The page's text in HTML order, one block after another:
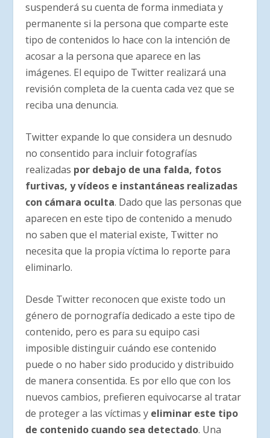
suspenderá su cuenta de forma inmediata y
permanente si la persona que comparte este
tipo de contenidos lo hace con la intención de
acosar a la persona que aparece en las
imágenes. El equipo de Twitter realizará una
revisión completa de la cuenta cada vez que se
reciba una denuncia.
Twitter expande lo que considera un desnudo
no consentido para incluir fotografías
realizadas por debajo de una falda, fotos
furtivas, y vídeos e instantáneas realizadas
con cámara oculta. Dado que las personas que
aparecen en este tipo de contenido a menudo
no saben que el material existe, Twitter no
necesita que la propia víctima lo reporte para
eliminarlo.
Desde Twitter reconocen que existe todo un
género de pornografía dedicado a este tipo de
contenido, pero es para su equipo casi
imposible distinguir cuándo ese contenido
puede o no haber sido producido y distribuido
de manera consentida. Es por ello que con los
nuevos cambios, prefieren equivocarse al tratar
de proteger a las víctimas y eliminar este tipo
de contenido cuando sea detectado. Una